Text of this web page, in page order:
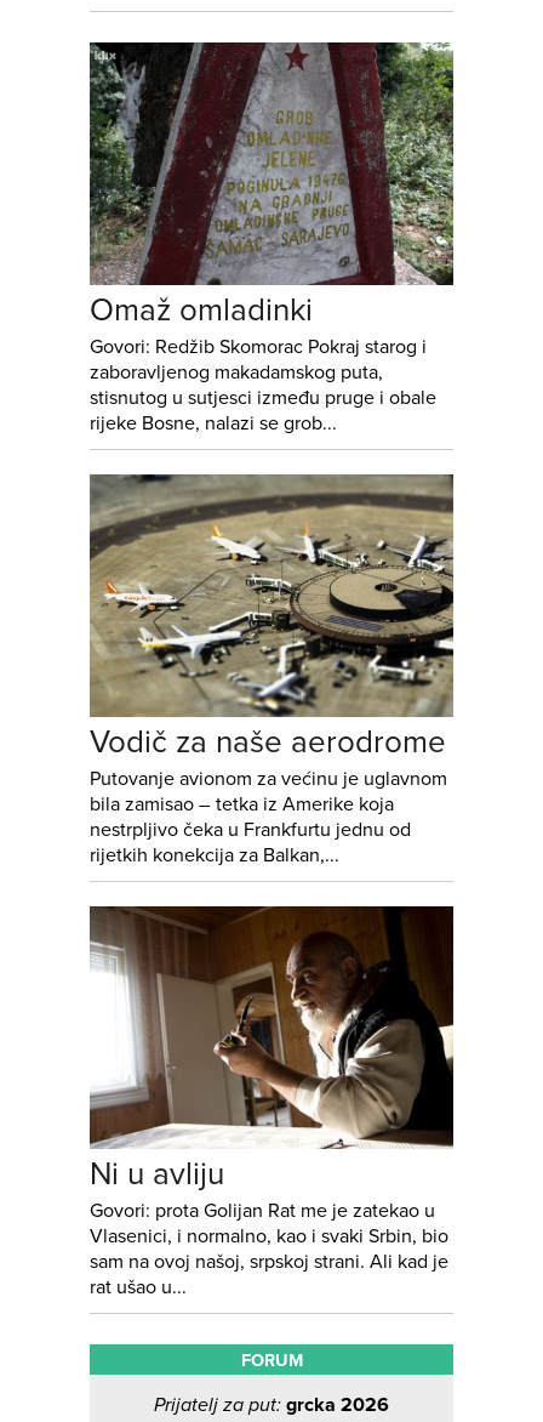
Omaž omladinki
Govori: Redžib Skomorac Pokraj starog i
zaboravljenog makadamskog puta,
stisnutog u sutjesci između pruge i obale
rijeke Bosne, nalazi se grob...
Vodič za naše aerodrome
Putovanje avionom za većinu je uglavnom
bila zamisao – tetka iz Amerike koja
nestrpljivo čeka u Frankfurtu jednu od
rijetkih konekcija za Balkan,...
Ni u avliju
Govori: prota Golijan Rat me je zatekao u
Vlasenici, i normalno, kao i svaki Srbin, bio
sam na ovoj našoj, srpskoj strani. Ali kad je
rat ušao u...
FORUM
Prijatelj za put: grcka 2026